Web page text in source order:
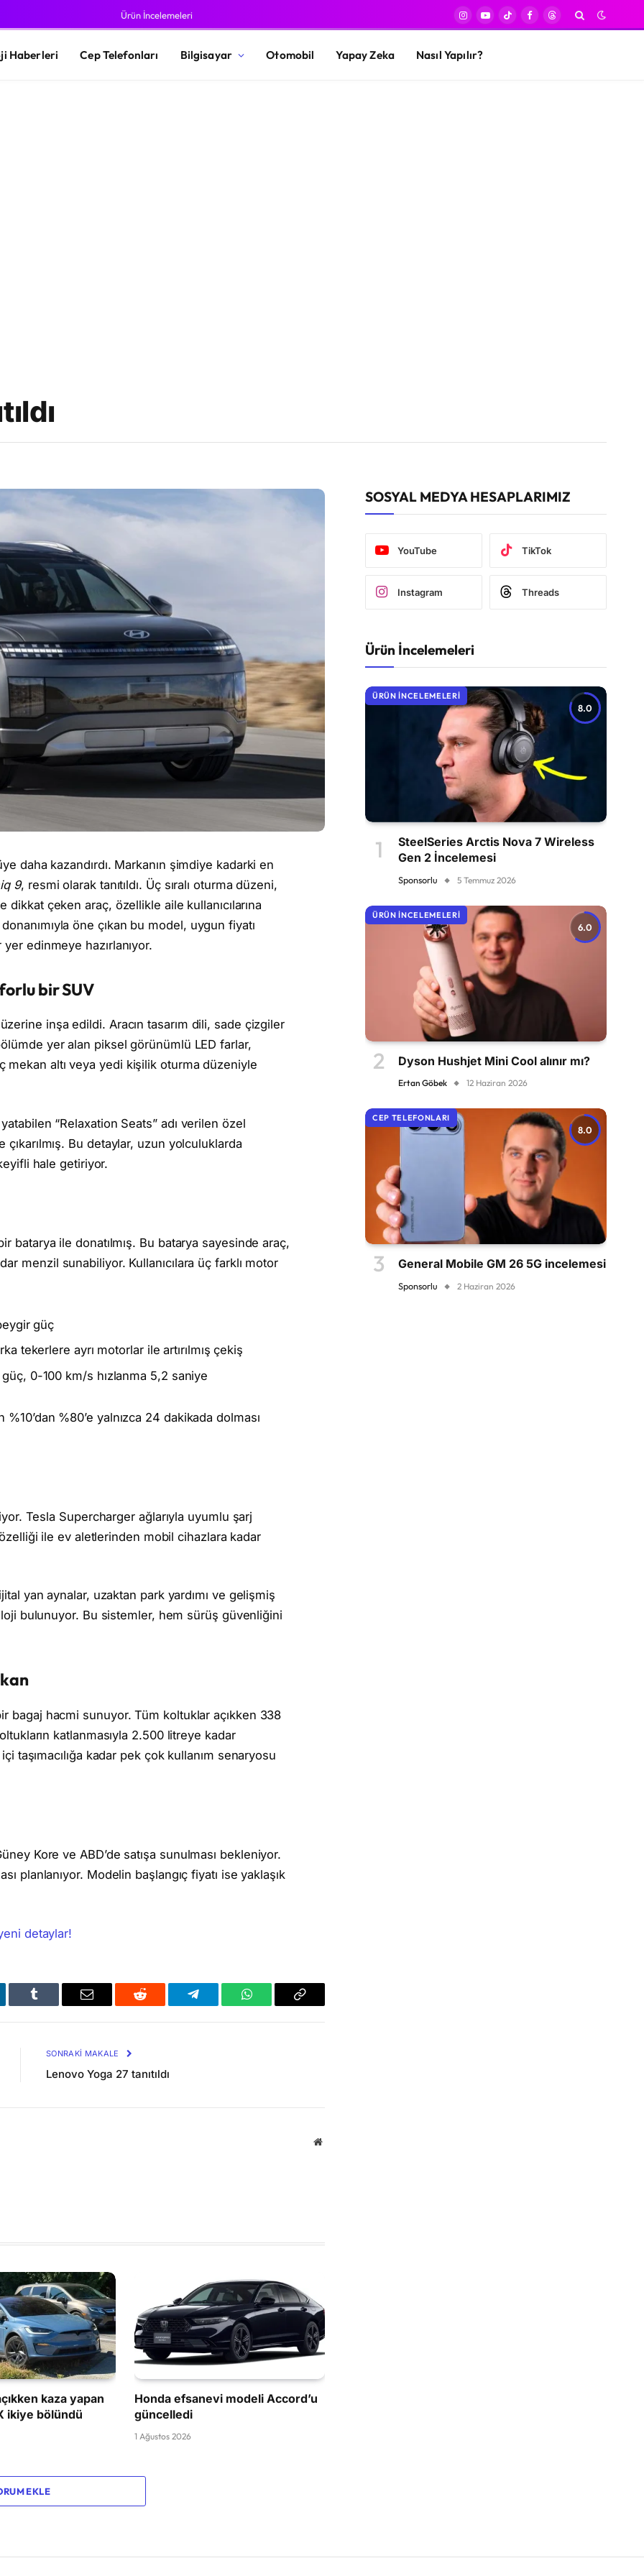
Ürün İncelemeleri
Instagram
YouTube
TikTokFacebook
Threads
Haberleri Cep Telefonları Bilgisayar Otomobil Yapay Zeka Nasıl Yapılır?
daha kazandırdı. Markanın şimdiye kadarki en
9, resmi olarak tanıtıldı. Üç sıralı oturma düzeni,
çeken araç, özellikle aile kullanıcılarına
öne çıkan bu model, uygun fiyatı
edinmeye hazırlanıyor.
bir SUV
inşa edildi. Aracın tasarım dili, sade çizgiler
yer alan piksel görünümlü LED farlar,
altı veya yedi kişilik oturma düzeniyle
“Relaxation Seats” adı verilen özel
Bu detaylar, uzun yolculuklarda
hale getiriyor.
batarya ile donatılmış. Bu batarya sayesinde araç,
menzil sunabiliyor. Kullanıcılara üç farklı motor
güç
tekerlere ayrı motorlar ile artırılmış çekiş
0-100 km/s hızlanma 5,2 saniye
%80’e yalnızca 24 dakikada dolması
Tesla Supercharger ağlarıyla uyumlu şarj
ile ev aletlerinden mobil cihazlara kadar
yan aynalar, uzaktan park yardımı ve gelişmiş
bulunuyor. Bu sistemler, hem sürüş güvenliğini
bagaj hacmi sunuyor. Tüm koltuklar açıkken 338
katlanmasıyla 2.500 litreye kadar
taşımacılığa kadar pek çok kullanım senaryosu
Kore ve ABD’de satışa sunulması bekleniyor.
planlanıyor. Modelin başlangıç fiyatı ise yaklaşık
detaylar!
Tumblr Email Reddit Telegram WhatsAppBağlantıyı
SONRAKI MAKALE
Lenovo Yoga 27 tanıtıldı
Website
kaza yapan
ikiye bölündü
Honda efsanevi modeli Accord’u
güncelledi
1 Ağustos 2026
EKLE
SOSYAL MEDYA HESAPLARIMIZ
YouTube TikTok
Instagram Threads
Ürün İncelemeleri
8.0
ÜRÜN İNCELEMELERI
SteelSeries Arctis Nova 7 Wireless
Gen 2 İncelemesi
Sponsorlu 5 Temmuz 2026
6.0
ÜRÜN İNCELEMELERI
Dyson Hushjet Mini Cool alınır mı?
Ertan Göbek 12 Haziran 2026
8.0
CEP TELEFONLARI
General Mobile GM 26 5G incelemesi
Sponsorlu 2 Haziran 2026